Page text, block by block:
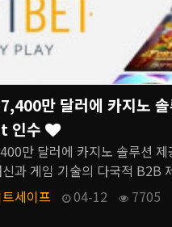
만 달러에 카지노
인수
만 달러에 카지노 솔루션
과 게임 기술의 다국적 B2B
세이프
04-12 7705